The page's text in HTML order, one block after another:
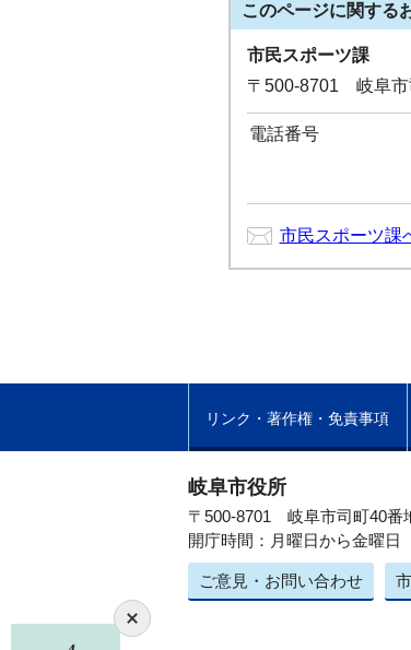
このページに関する
市民スポーツ課
〒500-8701 岐阜
電話番号
市民スポーツ課
リンク・著作権・免責事項
岐阜市役所
〒500-8701 岐阜市司町40
開庁時間：月曜日から金曜日
ご意見・お問い合わせ